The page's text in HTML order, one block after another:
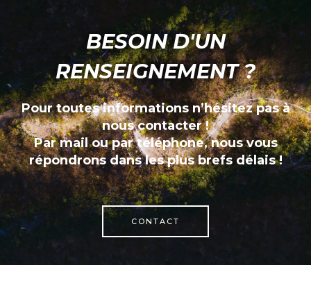
BESOIN D'UN
RENSEIGNEMENT ?
Pour toutes informations n’hésitez pas à
nous contacter !
Par mail ou par téléphone, nous vous
répondrons dans les plus brefs délais !
CONTACT